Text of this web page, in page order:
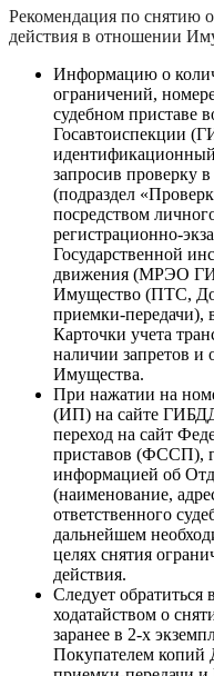
Рекомендация по снятию
действия в отношении
Информацию о
ограничений,
судебном приставе
Госавтоиспекции
запросив проверку
(подраздел
посредством
регистрационно-
Государственной
движения (МРЭО
Имущество (ПТС,
приемки-передачи),
Карточки учета
наличии запретов и
Имущества.
При нажатии на
(ИП) на сайте
переход на сайт
приставов (ФССП),
информацией об
(наименование,
ответственного
дальнейшем
целях снятия
действия.
Следует
ходатайством о
заранее в 2-х
Покупателем копий